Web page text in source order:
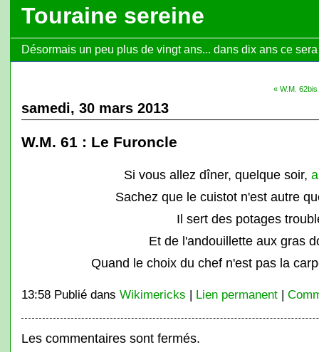
Touraine sereine
Désormais un peu plus de vingt ans... dans dix ans ce
« W.M. 62bis
samedi, 30 mars 2013
W.M. 61 : Le Furoncle
Si vous allez dîner, quelque soir,
Sachez que le cuistot n'est autre
Il sert des potages
Et de l'andouillette aux gras
Quand le choix du chef n'est pas la
13:58 Publié dans Wikimericks | Lien permanent|
Les commentaires sont fermés.